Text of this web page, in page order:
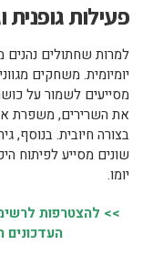
פעילות גופנית
למרות שחתולים נהנים
יומיומית. משחקים
מסייעים לשמור על
את השרירים, משפרת
בצורה חיובית. בנוסף,
שונים מסייע לפיתוח
יומו.
>> להצטרפות
העדכונים